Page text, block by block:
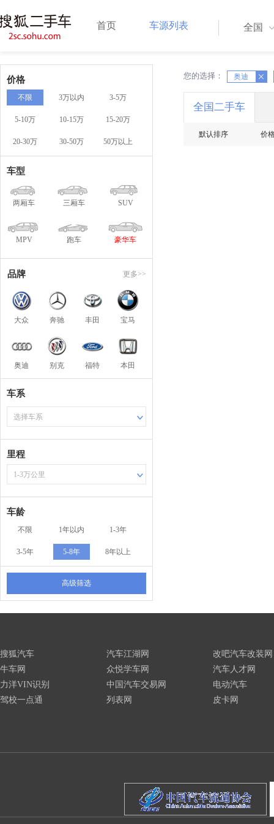
首页 车源列表 全国
价格
不限 3万以内 3-5万
5-10万 10-15万 15-20万
20-30万 30-50万 50万以上
车型
两厢车 三厢车 SUV
MPV 跑车 豪华车
品牌 更多>>
大众 奔驰 丰田 宝马
奥迪 别克 福特 本田
车系
选择车系
里程
1-3万公里
车龄
不限 1年以内 1-3年
3-5年 5-8年 8年以上
高级筛选
您的选择： 奥迪
X X
全国二手车
默认排序 价
搜狐汽车
牛车网
力洋VIN识别
驾校一点通
汽车江湖网
众悦学车网
中国汽车交易网
列表网
改吧汽车改装网
汽车人才网
电动汽车
皮卡网